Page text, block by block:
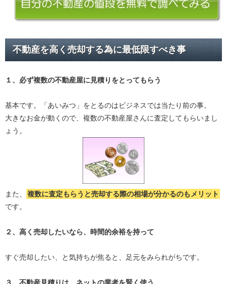
不動産を高く売却する為に最低限すべき事
１、必ず複数の不動産屋に見積り をとってもらう
基本です。「あいみつ」をとるのはビジネスでは当たり前の事。
大きなお金が動くので、複数の不動産屋さんに査定してもらいまし
ょう。
また、 複数に査定もらうと売却する際の相場が分かるのもメリット
です。
２、高く売却したいなら、時間的余裕を持って
すぐ売却したい、と気持ちが焦ると、足元をみられがちです。